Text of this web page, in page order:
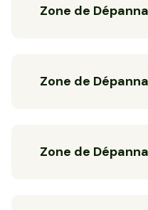
Zone de
Zone de
Zone de